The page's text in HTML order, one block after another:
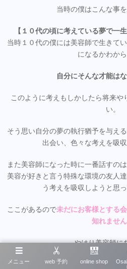
当時の僕はこんな事を
【１０代の頃に考えている夢で一
当時１０代の僕には美容師で生きて
になるかわから
自分にそんな才能はな
このように考えもしかしたら将来
い。
そう思い自分の夢の執行猶予を与え
出会い、色々な考えを吸
また美容師になった時に一番話すの
美容が好きと言う特殊な環境の友人
う考えを吸収しようと思
ここがあるので未だにお客様とする
知れません
やはり美容師に
しかし４年間大学で過ごしwスクー
が、やはりしたいの美容師だと思い
メニュー web 予約 online shop